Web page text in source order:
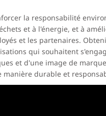
la responsabilité
et à l'énergie, et à
et les partenaires.
qui souhaitent
et d'une image de
manière durable et